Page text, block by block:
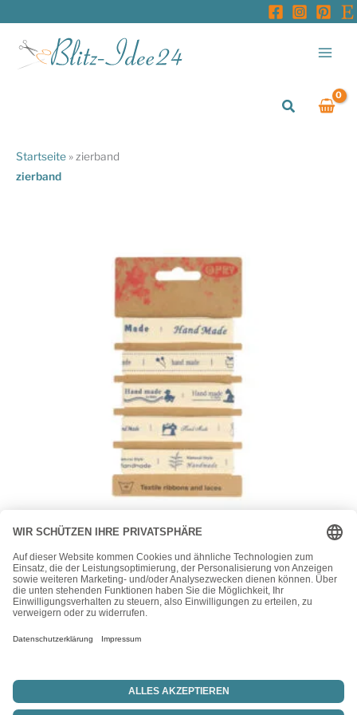
springen
Suchen
Startseite » zierband
zierband
Bänder
Opry Bänderset – Hand Made – 5 x 1m auf Plisterkarte –
15mm breit – verschiedene Farben
4,30€